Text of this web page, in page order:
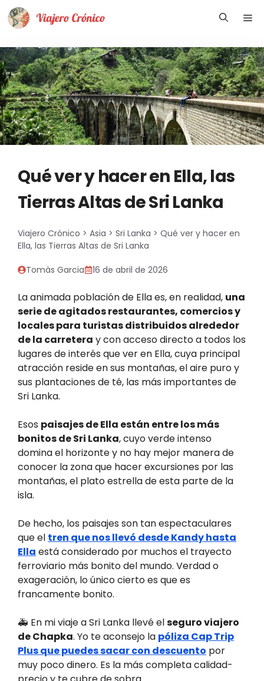
Saltar
Qué ver y hacer en Ella, las
Tierras Altas de Sri Lanka
Viajero Crónico > Asia > Sri Lanka > Qué ver y hacer en
Ella, las Tierras Altas de Sri Lanka
Tomàs Garcia 16 de abril de 2026
La animada población de Ella es, en realidad, una
serie de agitados restaurantes, comercios y
locales para turistas distribuidos alrededor
de la carretera y con acceso directo a todos los
lugares de interés que ver en Ella, cuya principal
atracción reside en sus montañas, el aire puro y
sus plantaciones de té, las más importantes de
Sri Lanka.
Esos paisajes de Ella están entre los más
bonitos de Sri Lanka, cuyo verde intenso
domina el horizonte y no hay mejor manera de
conocer la zona que hacer excursiones por las
montañas, el plato estrella de esta parte de la
isla.
De hecho, los paisajes son tan espectaculares
que el tren que nos llevó desde Kandy hasta
Ella está considerado por muchos el trayecto
ferroviario más bonito del mundo. Verdad o
exageración, lo único cierto es que es
francamente bonito.
🚑 En mi viaje a Sri Lanka llevé elseguro viajero
de Chapka. Yo te aconsejo la póliza Cap Trip
Plus que puedes sacar con descuento por
muy poco dinero. Es la más completa calidad-